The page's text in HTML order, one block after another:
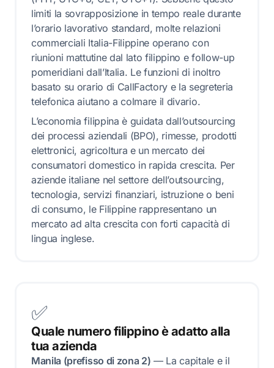
limiti la sovrapposizione in tempo reale durante
l’orario lavorativo standard, molte relazioni
commerciali Italia-Filippine operano con
riunioni mattutine dal lato filippino e follow-up
pomeridiani dall’Italia. Le funzioni di inoltro
basato su orario di CallFactory e la segreteria
telefonica aiutano a colmare il divario.
L’economia filippina è guidata dall’outsourcing
dei processi aziendali (BPO), rimesse, prodotti
elettronici, agricoltura e un mercato dei
consumatori domestico in rapida crescita. Per
aziende italiane nel settore dell’outsourcing,
tecnologia, servizi finanziari, istruzione o beni
di consumo, le Filippine rappresentano un
mercato ad alta crescita con forti capacità di
lingua inglese.
✅
Quale numero filippino è adatto alla
tua azienda
Manila (prefisso di zona 2) — La capitale e il